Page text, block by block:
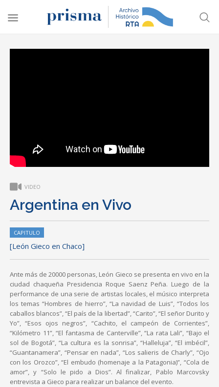
VIDEO
Argentina en Vivo
CAPITULO
[León Gieco en Chaco]
Ante más de 20000 personas, León Gieco se presenta en vivo en la
ciudad chaqueña Presidencia Roque Saenz Peña. Luego de la
performance de una serie de artistas locales, el músico interpreta
los temas “Hombres de hierro”, “La navidad de Luis”, “Todos los
caballos blancos”, “El país de la libertad”, “Carito”, “El señor Durito y
Yo”, “Esos ojos negros”, “Cachito, el campeón de Corrientes”,
“Kilómetro 11”, “El fantasma de Canterville”, “La rata Lali”, “Bajo el
sol de Bogotá”, “La cultura es la sonrisa”, “Halleluja”, “El imbécil”,
“Guantanamera”, “Pensar en nada”, “Los salieris de Charly”, “Ojo
con los Orozco”, “El embudo (homenaje a la Patagonia)”, “Cola de
amor”, y “Solo le pido a Dios”. Al finalizar, Pablo Marcovsky
entrevista a Gieco para realizar un balance del evento.